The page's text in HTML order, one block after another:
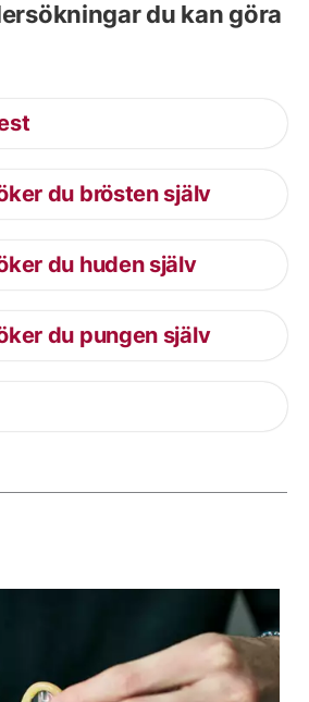
du kan göra
du brösten själv
du huden själv
du pungen själv